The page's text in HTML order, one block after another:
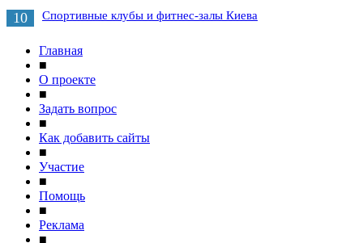
10 Спортивные клубы и фитнес-залы Киева
Главная
■
О проекте
■
Задать вопрос
■
Как добавить сайты
■
Участие
■
Помощь
■
Реклама
■